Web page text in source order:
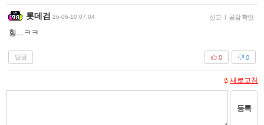
롯데검 26-06-10 07:04 신고 | 공감 확인
헐...ㅋㅋ
답글 0
0
새로고침
등록